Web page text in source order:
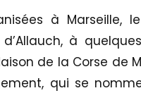
à Marseille,
à
de la Corse de
qui se